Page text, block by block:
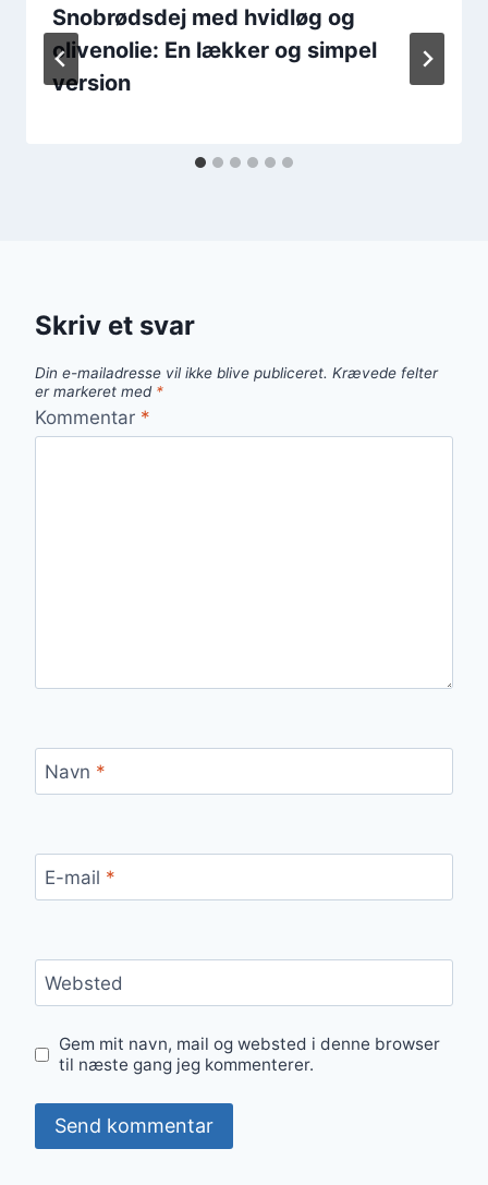
Snobrødsdej med hvidløg og
olivenolie: En lækker og simpel
version
Skriv et svar
Din e-mailadresse vil ikke blive publiceret. Krævede felter
er markeret med *
Kommentar *
Navn *
E-mail *
Websted
Gem mit navn, mail og websted i denne browser
til næste gang jeg kommenterer.